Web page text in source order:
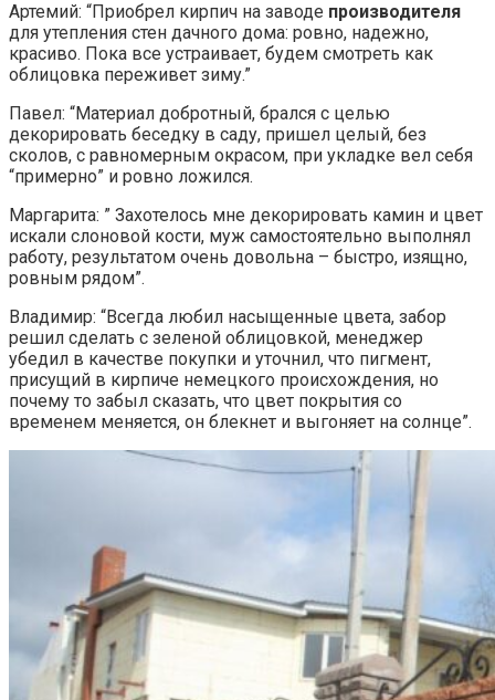
Артемий: “Приобрел кирпич на заводе производителя
для утепления стен дачного дома: ровно, надежно,
красиво. Пока все устраивает, будем смотреть как
облицовка переживет зиму.”
Павел: “Материал добротный, брался с целью
декорировать беседку в саду, пришел целый, без
сколов, с равномерным окрасом, при укладке вел себя
“примерно” и ровно ложился.
Маргарита: ” Захотелось мне декорировать камин и цвет
искали слоновой кости, муж самостоятельно выполнял
работу, результатом очень довольна – быстро, изящно,
ровным рядом”.
Владимир: “Всегда любил насыщенные цвета, забор
решил сделать с зеленой облицовкой, менеджер
убедил в качестве покупки и уточнил, что пигмент,
присущий в кирпиче немецкого происхождения, но
почему то забыл сказать, что цвет покрытия со
временем меняется, он блекнет и выгоняет на солнце”.